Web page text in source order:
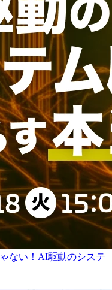
ない！AI駆動のシステ